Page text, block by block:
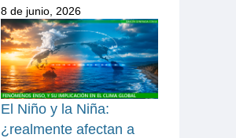
8 de junio, 2026
El Niño y la Niña:
¿realmente afectan a